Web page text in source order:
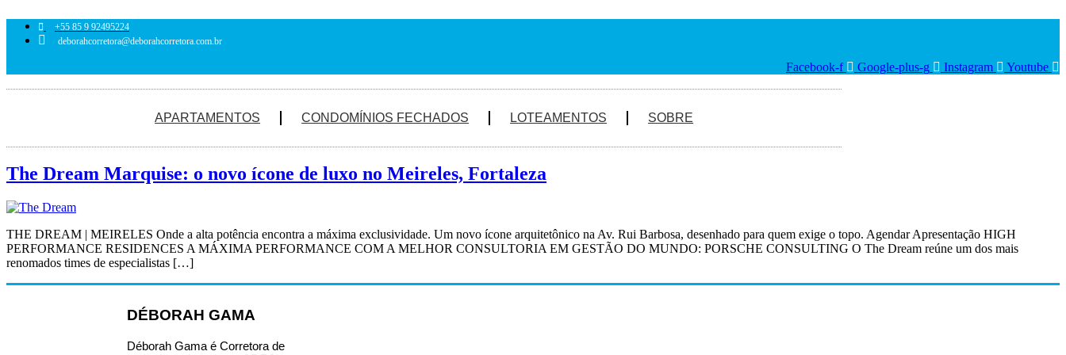
para
+55 85 9 92495224
deborahcorretora@deborahcorretora.com.br
Facebook-f Google-plus-g Instagram Youtube
APARTAMENTOS CONDOMÍNIOS FECHADOS LOTEAMENTOS SOBRE
The Dream Marquise: o novo ícone de luxo no Meireles, Fortaleza
THE DREAM | MEIRELES Onde a alta potência encontra a máxima exclusividade. Um novo ícone arquitetônico na Av. Rui Barbosa, desenhado para quem exige o topo. Agendar Apresentação HIGH
PERFORMANCE RESIDENCES A MÁXIMA PERFORMANCE COM A MELHOR CONSULTORIA EM GESTÃO DO MUNDO: PORSCHE CONSULTING O The Dream reúne um dos mais
renomados times de especialistas […]
DÉBORAH GAMA
Déborah Gama é Corretora de